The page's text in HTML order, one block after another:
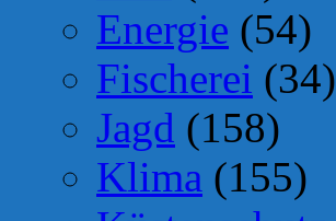
Energie (54)
Fischerei (34)
Jagd (158)
Klima (155)